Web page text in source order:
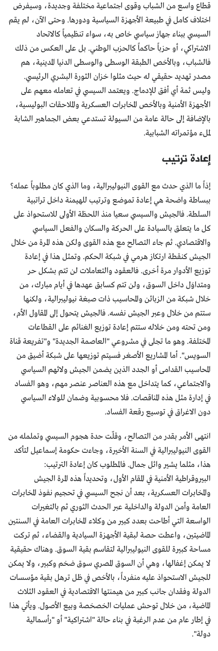
قطاع واسع من الشباب وقوى اجتماعية مختلفة وجديدة، وسيفرض
اختلاف كامل في طبيعة الأجهزة السياسية ودورها. وحتى الآن، لم يقم
السيسي ببناء جهاز سياسي خاص به، سواء تنظيمياً كالاتحاد
الاشتراكي، أو حزباً حاكماً كالحزب الوطني. بل على العكس من ذلك
فالشباب، وبالأخص الطبقة الوسطى والوسطى الدنيا المدينية، هم
مصدر تهديد حقيقي له حيث مثلوا خزان الثورة البشري الرئيسي.
وليس ثمة أي أفق للإدماج. ويعتمد السيسي في تعامله معهم على
الأجهزة الأمنية وبالأخص المخابرات العسكرية والملاحقات البوليسية،
بالإضافة إلى حالة عامة من السيولة تستدعي بعض الجماهير الشابة
لملء مؤتمراته الشبابية.
إعادة ترتيب
إذاً ما الذي حدث مع القوى النيوليبرالية، وما الذي كان مطلوباً عمله؟
ببساطة واضحة هي إعادة تموضع وترتيب للهيمنة داخل تراتبية
السلطة. فالجيش والسيسي سعيا منذ اللحظة الأولى للاستحواذ على
كل ما يتعلق بالسيادة على الحركة والسكان والفعل السياسي
والاقتصادي. ثم جاء التصالح مع هذه القوى ولكن هذه المرة من خلال
الجيش كنقطة ارتكاز هرمي في شبكة الحكم. وتمثل هذا في إعادة
توزيع الأدوار مرة أخرى. فالعقود والتعاملات لن تتم بشكل حر
ومتداوَل داخل السوق، ولن تتم كسابق عهدها في أيام مبارك، من
خلال شبكة من الزبائن والمحاسيب ذات صبغة نيوليبرالية، ولكنها
ستتم من خلال وعبر الجيش نفسه. فالجيش يتحول إلى المقاول الأم،
ومن تحته ومن خلاله ستتم إعادة توزيع الغنائم على القطاعات
المختلفة. وهو ما تجلى في مشروعي "العاصمة الجديدة" و"تفريعة قناة
السويس". أما المشاريع الأصغر فسيتم توزيعها على شبكة أضيق من
المحاسيب القدامى أو الجدد الذين يضمن الجيش ولائهم السياسي
والاجتماعي، كما يتداخل مع هذه العناصر عنصر مهم، وهو الفساد
في إدارة مثل هذه المناقصات. فلا محسوبية وضمان للولاء السياسي
دون الاغراق في توسيع رقعة الفساد.
انتهى الأمر بقدر من التصالح، وقلّت حدة هجوم السيسي وتململه من
القوى النيوليبرالية في السنة الأخيرة، وجاءت حكومة إسماعيل لتأكد
هذا، مثلما يشير وائل جمال. فالمطلوب كان إعادة الترتيب:
البيروقراطية الأمنية في المقام الأول، وتحديداً هذه المرة الجيش
والمخابرات العسكرية، بعد أن نجح السيسي في تحجيم نفوذ المخابرات
العامة وأمن الدولة والداخلية عبر الحدث الثوري ثم بالتغيرات
الواسعة التي أطاحت بعدد كبير من وكلاء المخابرات العامة في السنتين
الماضيتين، واعطت حصة لبقية الأجهزة السيادية والقضاء، ثم تركت
مساحة كبيرة للقوى النيوليبرالية لتقاسم بقية السوق. وهناك حقيقية
لا يمكن إغفالها، وهي أن السوق المصري سوق ضخم وكبير، ولا يمكن
للجيش الاستحواذ عليه منفرداً، بالأخص في ظل ترهل بقية مؤسسات
الدولة وفقدان جانب كبير من هيمنتها الاقتصادية في العقود الثلاث
الماضية، من خلال توحش عمليات الخصخصة وبيع الأصول. ويأتي هذا
في إطار عام من عدم الرغبة في بناء حالة "اشتراكية" أو "رأسمالية
دولة".